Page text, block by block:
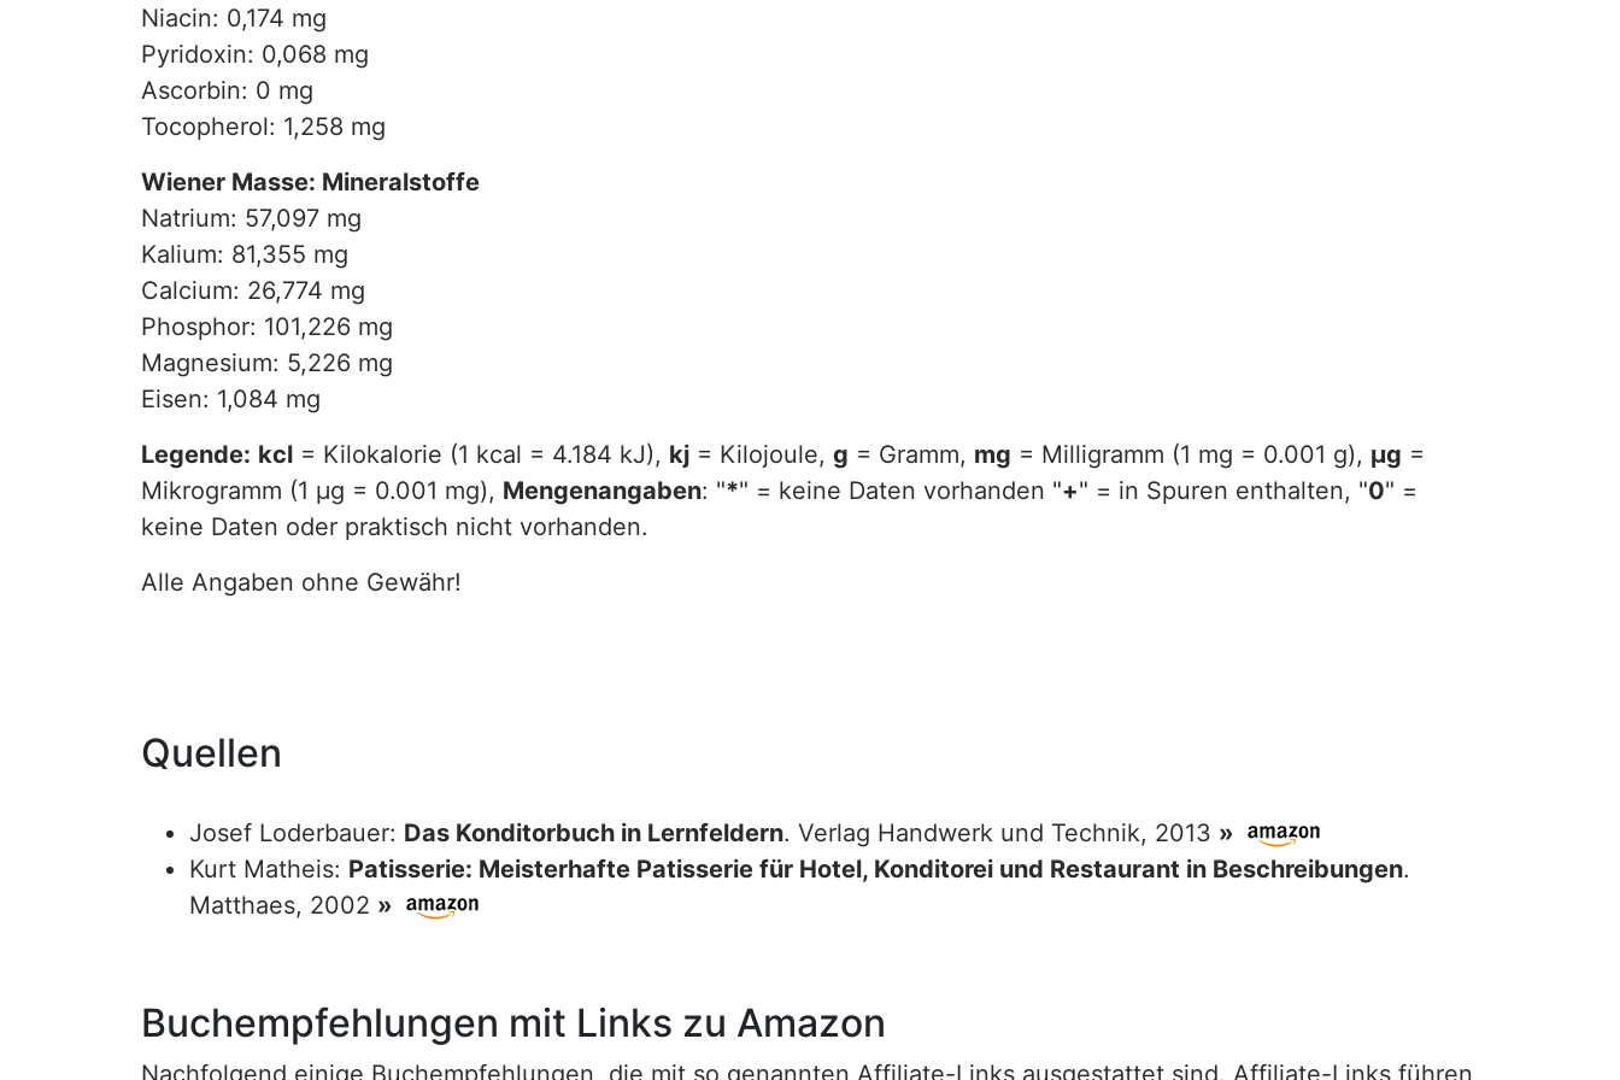
Niacin: 0,174 mg
Pyridoxin: 0,068 mg
Ascorbin: 0 mg
Tocopherol: 1,258 mg
Wiener Masse: Mineralstoffe
Natrium: 57,097 mg
Kalium: 81,355 mg
Calcium: 26,774 mg
Phosphor: 101,226 mg
Magnesium: 5,226 mg
Eisen: 1,084 mg
Legende: kcl = Kilokalorie (1 kcal = 4.184 kJ), kj = Kilojoule, g = Gramm, mg = Milligramm (1 mg = 0.001 g), µg =
Mikrogramm (1 µg = 0.001 mg), Mengenangaben: "*" = keine Daten vorhanden "+" = in Spuren enthalten, "0" =
keine Daten oder praktisch nicht vorhanden.
Alle Angaben ohne Gewähr!
Quellen
Josef Loderbauer: Das Konditorbuch in Lernfeldern. Verlag Handwerk und Technik, 2013 »
Kurt Matheis: Patisserie: Meisterhafte Patisserie für Hotel, Konditorei und Restaurant in Beschreibungen.
Matthaes, 2002 »
Buchempfehlungen mit Links zu Amazon
Nachfolgend einige Buchempfehlungen, die mit so genannten Affiliate-Links ausgestattet sind. Affiliate-Links führen